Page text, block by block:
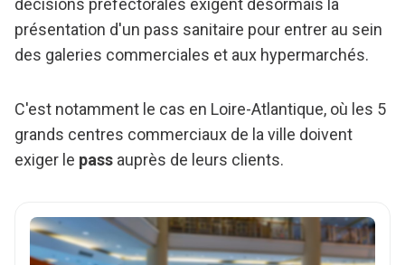
décisions préfectorales exigent désormais la
présentation d'un pass sanitaire pour entrer au sein
des galeries commerciales et aux hypermarchés.
C'est notamment le cas en Loire-Atlantique, où les 5
grands centres commerciaux de la ville doivent
exiger le pass auprès de leurs clients.